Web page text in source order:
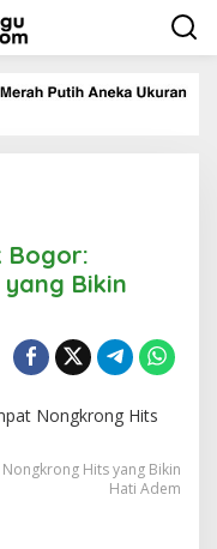
Bogor:
Bikin
Hits yang Bikin
Hati Adem